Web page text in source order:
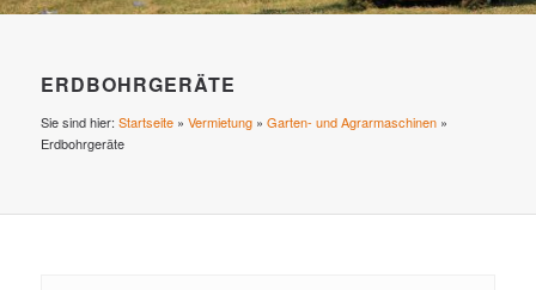
ERDBOHRGERÄTE
Sie sind hier: Startseite» Vermietung» Garten- und Agrarmaschinen»
Erdbohrgeräte